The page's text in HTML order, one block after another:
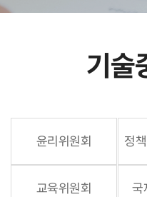
기술
윤리위원회 정
교육위원회 국